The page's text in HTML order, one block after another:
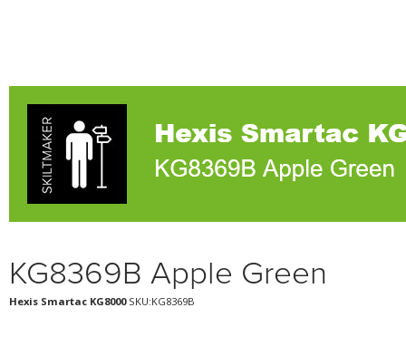
KG8369B Apple Green
Hexis Smartac KG8000SKU:KG8369B